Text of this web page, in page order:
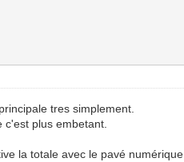
tres simplement.
plus embetant.
la totale avec le pavé numérique.